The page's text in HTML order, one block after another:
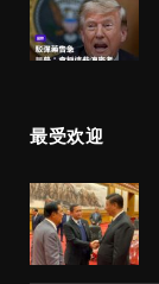
最受欢迎